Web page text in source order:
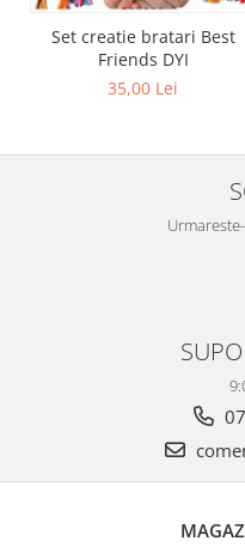
Set creatie bratari Best
Friends DYI
35,00 Lei